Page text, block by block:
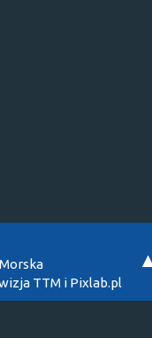
TTM i Pixlab.pl